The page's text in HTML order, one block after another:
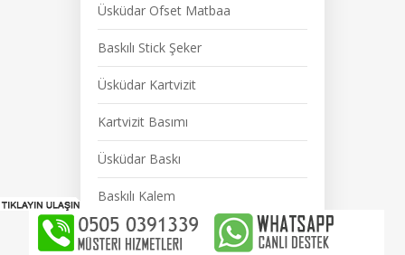
Üsküdar Ofset Matbaa
Baskılı Stick Şeker
Üsküdar Kartvizit
Kartvizit Basımı
Üsküdar Baskı
Baskılı Kalem
Geri Dönüşümlü Malzeme Baskı